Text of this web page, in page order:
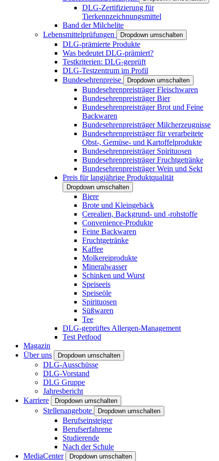
DLG-Zertifizierung für
Tierkennzeichnungsmittel
Band der Milchelite
Lebensmittelprüfungen
Dropdown umschalten
DLG-prämierte Produkte
Was bedeutet DLG-prämiert?
Testkriterien: DLG-geprüft
DLG-Testzentrum im Profil
Bundesehrenpreise
Dropdown umschalten
Bundesehrenpreisträger Fleischwaren
Bundesehrenpreisträger Bier
Bundesehrenpreisträger Brot und Feine
Backwaren
Bundesehrenpreisträger Milcherzeugnisse
Bundesehrenpreisträger für verarbeitete
Obst-, Gemüse- und Kartoffelprodukte
Bundesehrenpreisträger Spirituosen
Bundesehrenpreisträger Fruchtgetränke
Bundesehrenpreisträger Wein und Sekt
Preis für langjährige Produktqualität
Dropdown umschalten
Biere
Brote und Kleingebäck
Cerealien, Backgrund- und -rohstoffe
Convenience-Produkte
Feine Backwaren
Fruchtgetränke
Kaffee
Molkereiprodukte
Mineralwasser
Schinken und Wurst
Speiseeis
Speiseöle
Spirituosen
Süßwaren
Tee
DLG-geprüftes Allergen-Management
Test Petfood
Magazin
Über uns
Dropdown umschalten
DLG-Ausschüsse
DLG-Vorstand
DLG Gruppe
Jahresbericht
Karriere
Dropdown umschalten
Stellenangebote Dropdown umschalten
Berufseinsteiger
Berufserfahrene
Studierende
Nach der Schule
MediaCenter
Dropdown umschalten